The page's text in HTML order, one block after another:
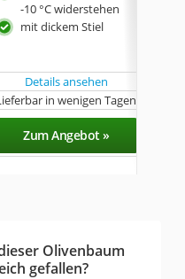
-10 °C widerstehen
mit dickem Stiel
Details ansehen
in wenigen Tagen
Zum Angebot »
Olivenbaum
gefallen?